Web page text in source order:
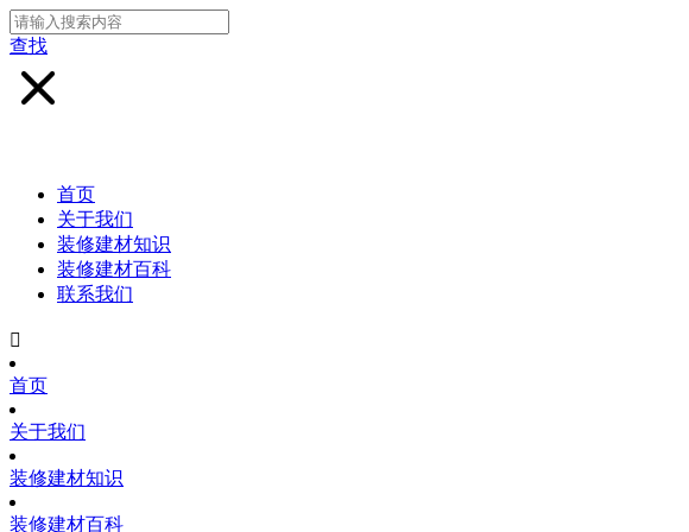
查找
首页
关于我们
装修建材知识
装修建材百科
联系我们

首页
关于我们
装修建材知识
装修建材百科